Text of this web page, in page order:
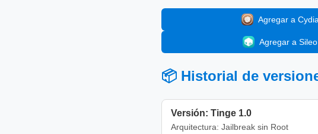
Agregar a Cydia
Agregar a Sileo
📦 Historial de
Versión: Tinge 1.0
Arquitectura: Jailbreak sin Root